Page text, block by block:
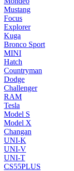
Mustang
Focus
Explorer
Kuga
Bronco Sport
MINI
Hatch
Countryman
Dodge
Challenger
RAM
Tesla
Model S
Model X
Changan
UNI-K
UNI-V
UNI-T
CS55PLUS